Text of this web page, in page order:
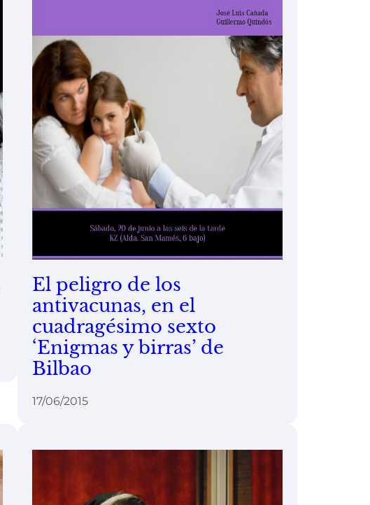
El peligro de los
antivacunas, en el
cuadragésimo sexto
‘Enigmas y birras’ de
Bilbao
17/06/2015